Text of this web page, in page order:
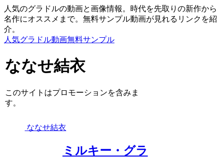
人気のグラドルの動画と画像情報。時代を先取りの新作から
名作にオススメまで。無料サンプル動画が見れるリンクを紹
介。
人気グラドル動画無料サンプル
ななせ結衣
このサイトはプロモーションを含みま
す。
ななせ結衣
ミルキー・グラ